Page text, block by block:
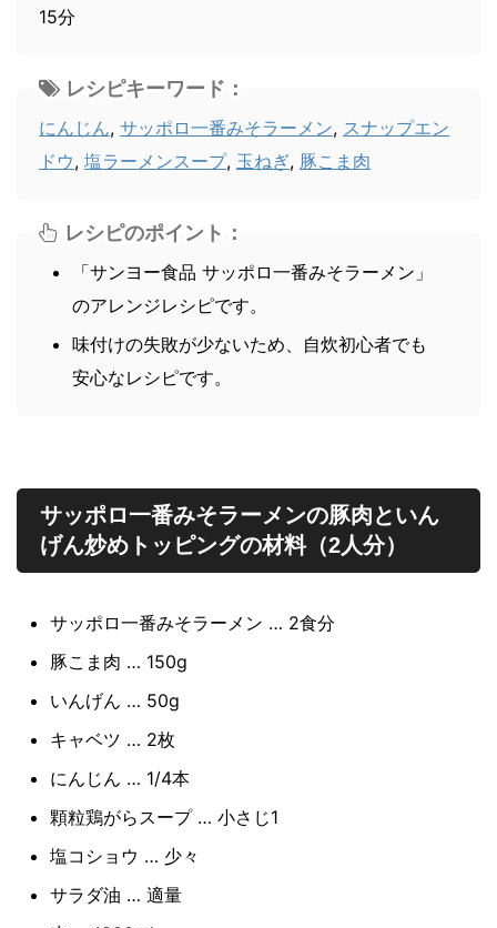
15分
レシピのポイント：
「サンヨー食品 サッポロ一番みそラーメン」
のアレンジレシピです。
味付けの失敗が少ないため、自炊初心者でも
安心なレシピです。
レシピキーワード：
にんじん, サッポロ一番みそラーメン, スナップエン
ドウ, 塩ラーメンスープ, 玉ねぎ, 豚こま肉
サッポロ一番みそラーメンの豚肉といん
げん炒めトッピングの材料（2人分）
サッポロ一番みそラーメン … 2食分
豚こま肉 … 150g
いんげん … 50g
キャベツ … 2枚
にんじん … 1/4本
顆粒鶏がらスープ … 小さじ1
塩コショウ … 少々
サラダ油 … 適量